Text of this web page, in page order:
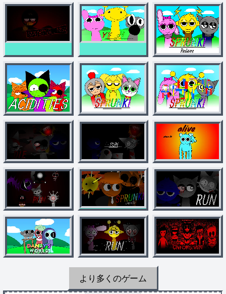
より多くのゲーム